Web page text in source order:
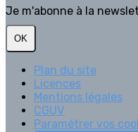
Je m'abonne à la
OK
Plan du site
Licences
Mentions légales
CGUV
Paramétrer vos